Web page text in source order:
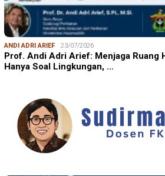
ANDI ADRI ARIEF 23/07/2026
Prof. Andi Adri Arief: Menjaga Ruang
Hanya Soal Lingkungan, …